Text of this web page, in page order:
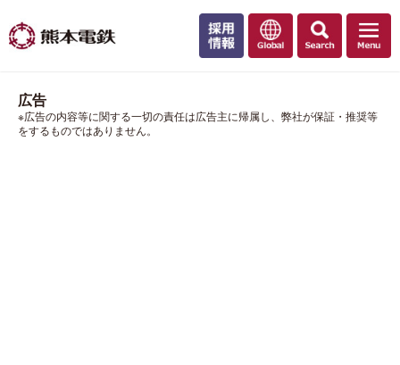
広告
※広告の内容等に関する一切の責任は広告主に帰属し、弊社が保証・推奨等
をするものではありません。